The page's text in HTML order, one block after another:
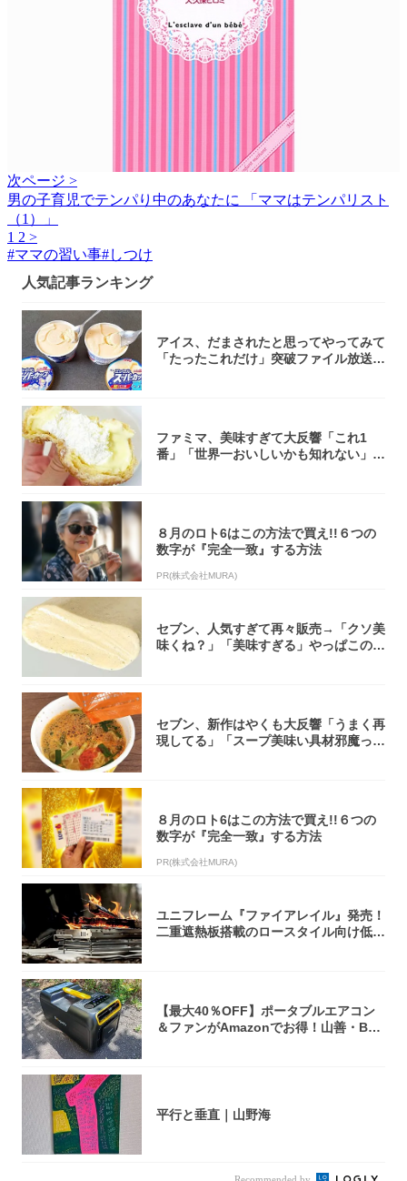
次ページ >
男の子育児でテンパり中のあなたに 「ママはテンパリスト
（1）」
1 2 >
#ママの習い事#しつけ
人気記事ランキング
アイス、だまされたと思ってやってみて
「たったこれだけ」突破ファイル放送で
ファミマ、美味すぎて大反響「これ1
番」「世界一おいしいかも知れない」
８月のロト6はこの方法で買え!!６つの
数字が『完全一致』する方法
PR(株式会社MURA)
セブン、人気すぎて再々販売→「クソ美
味くね？」「美味すぎる」やっぱこのク
セブン、新作はやくも大反響「うまく再
現してる」「スープ美味い具材邪魔って
８月のロト6はこの方法で買え!!６つの
数字が『完全一致』する方法
PR(株式会社MURA)
ユニフレーム『ファイアレイル』発売！
二重遮熱板搭載のロースタイル向け低型
【最大40％OFF】ポータブルエアコン
＆ファンがAmazonでお得！山善・Bo
平行と垂直｜山野海